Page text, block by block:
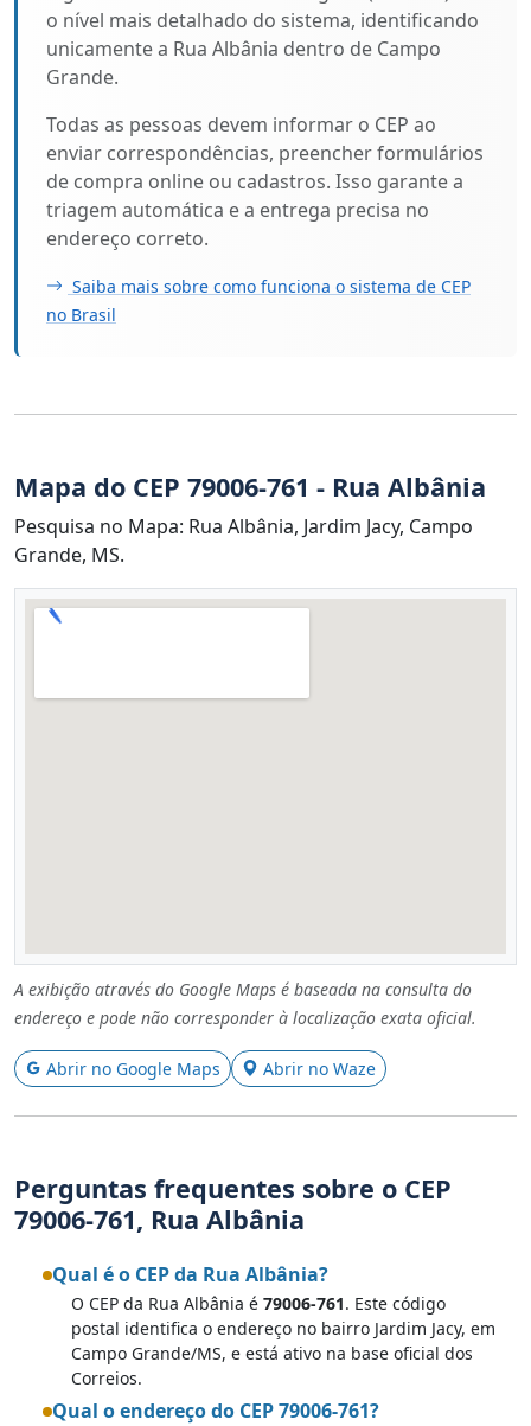
o nível mais detalhado do sistema, identificando
unicamente a Rua Albânia dentro de Campo
Grande.
Todas as pessoas devem informar o CEP ao
enviar correspondências, preencher formulários
de compra online ou cadastros. Isso garante a
triagem automática e a entrega precisa no
endereço correto.
Saiba mais sobre como funciona o sistema de CEP
no Brasil
Mapa do CEP 79006-761 - Rua Albânia
Pesquisa no Mapa: Rua Albânia, Jardim Jacy, Campo
Grande, MS.
A exibição através do Google Maps é baseada na consulta do
endereço e pode não corresponder à localização exata oficial.
Abrir no Google Maps Abrir no Waze
Perguntas frequentes sobre o CEP
79006-761, Rua Albânia
Qual é o CEP da Rua Albânia?
O CEP da Rua Albânia é 79006-761. Este código
postal identifica o endereço no bairro Jardim Jacy, em
Campo Grande/MS, e está ativo na base oficial dos
Correios.
Qual o endereço do CEP 79006-761?